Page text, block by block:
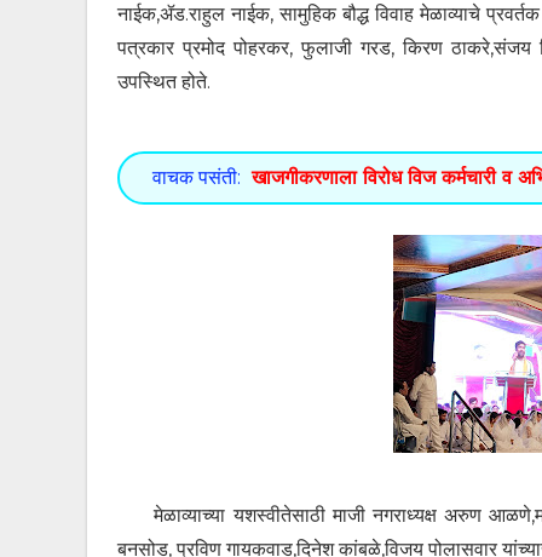
नाईक,ॲड.राहुल नाईक, सामुहिक बौद्ध विवाह मेळाव्याचे
पत्रकार प्रमोद पोहरकर, फुलाजी गरड, किरण ठाकरे,संजय
उपस्थित होते.
वाचक पसंती: खाजगीकरणाला विरोध विज कर्मचारी व
मेळाव्याच्या यशस्वीतेसाठी माजी नगराध्यक्ष अरुण
बनसोड, प्रविण गायकवाड,दिनेश कांबळे,विजय पोलासवार